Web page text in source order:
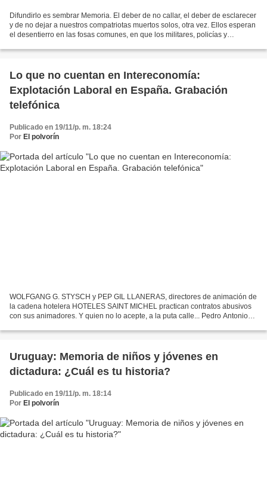
Difundirlo es sembrar Memoria. El deber de no callar, el deber de esclarecer
y de no dejar a nuestros compatriotas muertos solos, otra vez. Ellos esperan
el desentierro en las fosas comunes, en que los militares, policías y
Lo que no cuentan en Intereconomía:
Explotación Laboral en España. Grabación
telefónica
Publicado en 19/11/p. m. 18:24
Por El polvorín
WOLFGANG G. STYSCH y PEP GIL LLANERAS, directores de animación de
la cadena hotelera HOTELES SAINT MICHEL practican contratos abusivos
con sus animadores. Y quien no lo acepte, a la puta calle... Pedro Antonio
Uruguay: Memoria de niños y jóvenes en
dictadura: ¿Cuál es tu historia?
Publicado en 19/11/p. m. 18:14
Por El polvorín